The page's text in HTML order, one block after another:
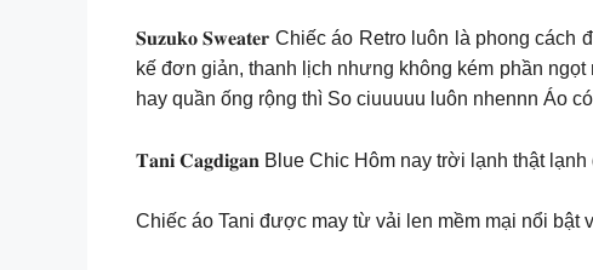
𝐒𝐮𝐳𝐮𝐤𝐨 𝐒𝐰𝐞𝐚𝐭𝐞𝐫 Chiếc áo Retro luôn là phong
kế đơn giản, thanh lịch nhưng không kém phần
hay quần ống rộng thì So ciuuuuu luôn nhennn Áo
𝐓𝐚𝐧𝐢 𝐂𝐚𝐠𝐝𝐢𝐠𝐚𝐧 Blue Chic Hôm nay trời lạnh thật
Chiếc áo Tani được may từ vải len mềm mại nổi bật